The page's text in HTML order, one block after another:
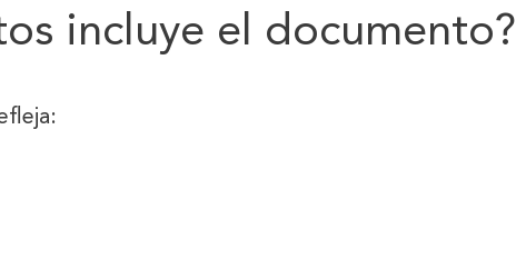
incluye el documento?